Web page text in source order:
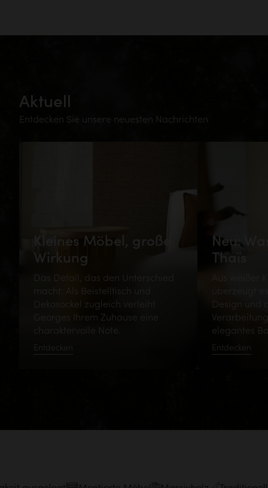
Aktuell
Entdecken Sie unsere neuesten Nachrichten
Kleines Möbel, große
Wirkung
Das Detail, das den Unterschied
macht: Als Beistelltisch und
Dekosockel zugleich verleiht
Georges Ihrem Zuhause eine
charaktervolle Note.
Entdecken
Neu:
Thaïs
Aus weißer
überzeugt
Design und
elegantes
Entdecken